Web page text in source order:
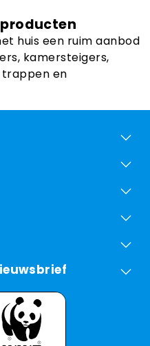
huis een ruim aanbod
kamersteigers,
en